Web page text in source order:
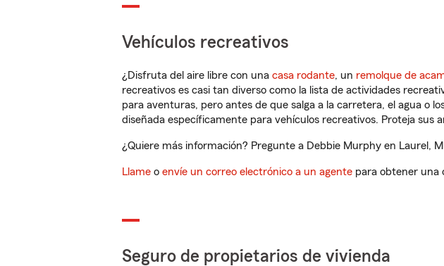
Vehículos recreativos
¿Disfruta del aire libre con una casa rodante, un remolque de
recreativos es casi tan diverso como la lista de actividades
para aventuras, pero antes de que salga a la carretera, el agua o
diseñada específicamente para vehículos recreativos. Proteja sus
¿Quiere más información? Pregunte a Debbie Murphy en Laurel,
Llame o envíe un correo electrónico a un agente para obtener una
Seguro de propietarios de vivienda